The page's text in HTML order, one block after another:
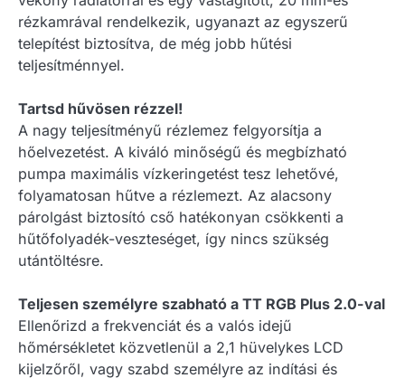
rézkamrával rendelkezik, ugyanazt az egyszerű
telepítést biztosítva, de még jobb hűtési
teljesítménnyel.
Tartsd hűvösen rézzel!
A nagy teljesítményű rézlemez felgyorsítja a
hőelvezetést. A kiváló minőségű és megbízható
pumpa maximális vízkeringetést tesz lehetővé,
folyamatosan hűtve a rézlemezt. Az alacsony
párolgást biztosító cső hatékonyan csökkenti a
hűtőfolyadék-veszteséget, így nincs szükség
utántöltésre.
Teljesen személyre szabható a TT RGB Plus 2.0-val
Ellenőrizd a frekvenciát és a valós idejű
hőmérsékletet közvetlenül a 2,1 hüvelykes LCD
kijelzőről, vagy szabd személyre az indítási és